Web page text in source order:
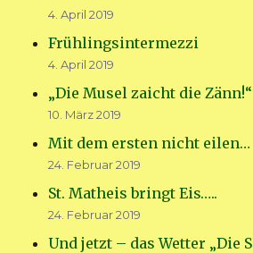
4. April 2019
Frühlingsintermezzi
4. April 2019
„Die Musel zaicht die Zänn!“
10. März 2019
Mit dem ersten nicht eilen…
24. Februar 2019
St. Matheis bringt Eis…..
24. Februar 2019
Und jetzt – das Wetter „Die